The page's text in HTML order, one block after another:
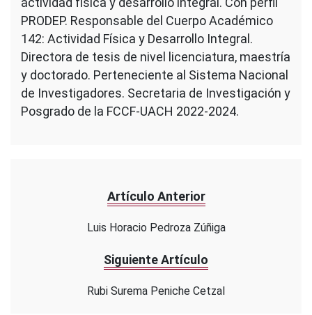
PRODEP. Responsable del Cuerpo Académico
142: Actividad Física y Desarrollo Integral.
Directora de tesis de nivel licenciatura, maestría
y doctorado. Perteneciente al Sistema Nacional
de Investigadores. Secretaria de Investigación y
Posgrado de la FCCF-UACH 2022-2024.
Artículo Anterior
Luis Horacio Pedroza Zúñiga
Siguiente Artículo
Rubi Surema Peniche Cetzal